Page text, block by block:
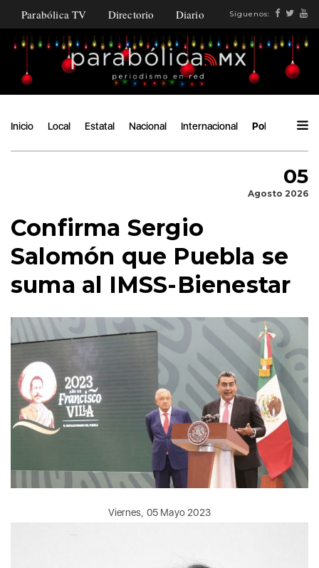
Parabólica TV Directorio Diario Síguenos:
Inicio Local Estatal Nacional Internacional Política
05
Agosto 2026
Confirma Sergio
Salomón que Puebla se
suma al IMSS-Bienestar
Viernes, 05 Mayo 2023